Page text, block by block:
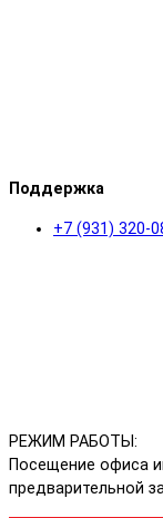
Поддержка
+7 (931) 320-
РЕЖИМ РАБОТЫ:
Посещение офиса
предварительной